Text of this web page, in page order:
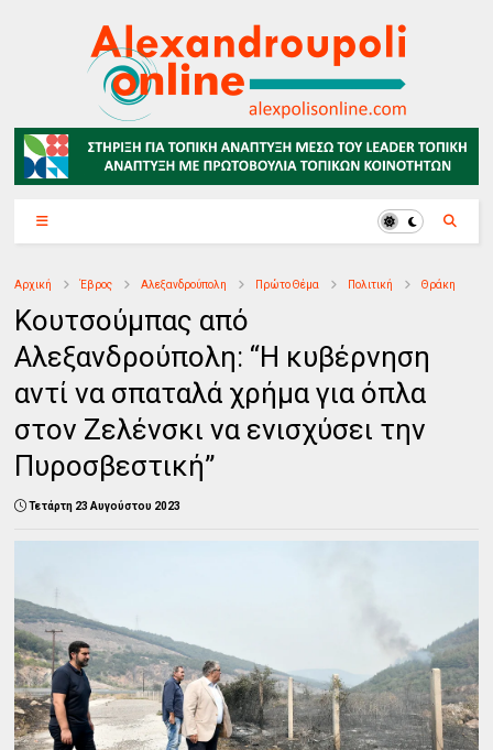
Αρχική Έβρος Αλεξανδρούπολη Πρώτο Θέμα Πολιτική Θράκη
Κουτσούμπας από
Αλεξανδρούπολη: “Η κυβέρνηση
αντί να σπαταλά χρήμα για όπλα
στον Ζελένσκι να ενισχύσει την
Πυροσβεστική”
Τετάρτη 23 Αυγούστου 2023